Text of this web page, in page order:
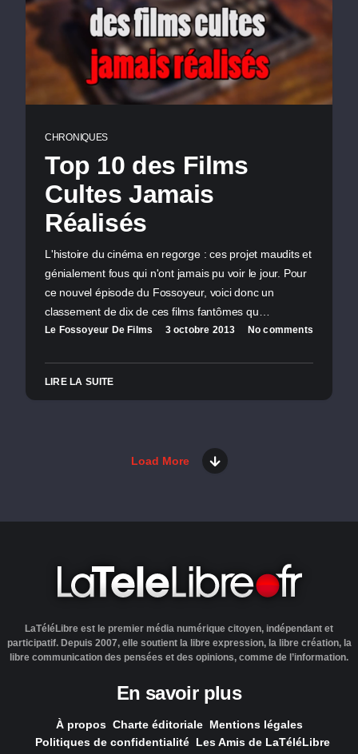
CHRONIQUES
Top 10 des Films
Cultes Jamais
Réalisés
L'histoire du cinéma en regorge : ces projet maudits et
génialement fous qui n'ont jamais pu voir le jour. Pour
ce nouvel épisode du Fossoyeur, voici donc un
classement de dix de ces films fantômes qu…
Le Fossoyeur De Films 3 octobre 2013 No comments
LIRE LA SUITE
Load More
LaTéléLibre est le premier média numérique citoyen, indépendant et
participatif. Depuis 2007, elle soutient la libre expression, la libre création, la
libre communication des pensées et des opinions, comme de l’information.
En savoir plus
À propos Charte éditoriale Mentions légales
Politiques de confidentialité Les Amis de LaTéléLibre